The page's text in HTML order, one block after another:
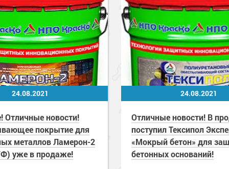
24.08.2021
Отличные новости!
покрытие для
металлов Ламерон-2
уже в продаже!
24.08.2021
Отличные новости! В
поступил Тексипол
«Мокрый бетон» для
бетонных оснований!